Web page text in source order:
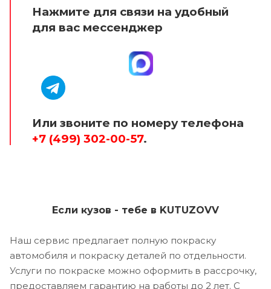
Нажмите для связи на удобный
для вас мессенджер
Или звоните по номеру телефона
+7 (499) 302-00-57.
Если кузов - тебе в KUTUZOVV
Наш сервис предлагает полную покраску
автомобиля и покраску деталей по отдельности.
Услуги по покраске можно оформить в рассрочку,
предоставляем гарантию на работы до 2 лет. С